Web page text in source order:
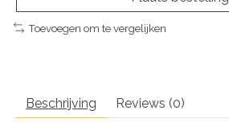
Toevoegen om te vergelijken
Beschrijving Reviews (0)